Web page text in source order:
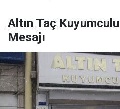
Altın Taç
Mesajı